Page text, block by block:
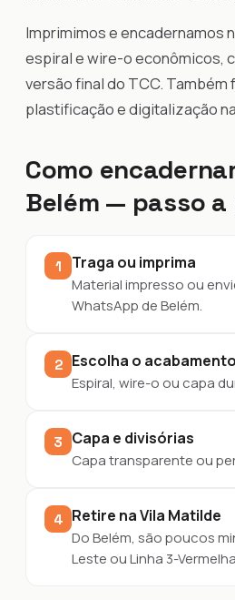
Imprimimos e encadernamos
espiral e wire-o econômicos,
versão final do TCC. Também
plastificação e digitalização
Como
Belém — passo a
1 Traga ou imprima
Material impresso ou
WhatsApp de Belém.
2 Escolha o acabamento
Espiral, wire-o ou capa
3 Capa e divisórias
Capa transparente ou
4 Retire na Vila Matilde
Do Belém, são poucos
Leste ou Linha 3-